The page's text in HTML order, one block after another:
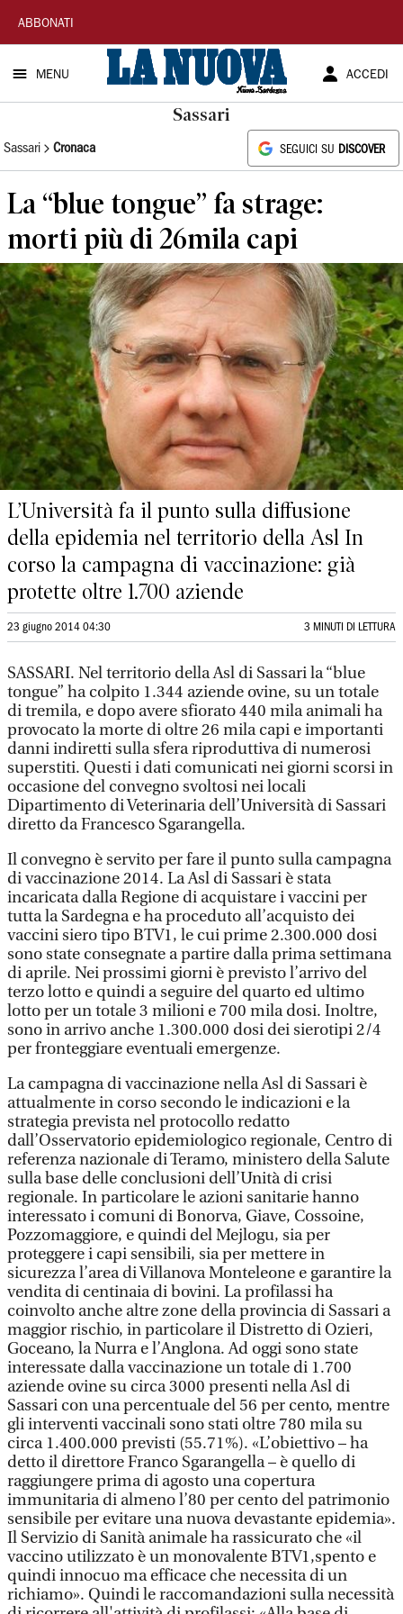
La
Nuova
Sardegna
ABBONATI
MENU ACCEDI
Sassari
Sassari Cronaca SEGUICI SU DISCOVER
La “blue tongue” fa strage:
morti più di 26mila capi
L’Università fa il punto sulla diffusione
della epidemia nel territorio della Asl In
corso la campagna di vaccinazione: già
protette oltre 1.700 aziende
23 giugno 2014 04:30 3 MINUTI DI LETTURA
SASSARI. Nel territorio della Asl di Sassari la “blue
tongue” ha colpito 1.344 aziende ovine, su un totale
di tremila, e dopo avere sfiorato 440 mila animali ha
provocato la morte di oltre 26 mila capi e importanti
danni indiretti sulla sfera riproduttiva di numerosi
superstiti. Questi i dati comunicati nei giorni scorsi in
occasione del convegno svoltosi nei locali
Dipartimento di Veterinaria dell’Università di Sassari
diretto da Francesco Sgarangella.
Il convegno è servito per fare il punto sulla campagna
di vaccinazione 2014. La Asl di Sassari è stata
incaricata dalla Regione di acquistare i vaccini per
tutta la Sardegna e ha proceduto all’acquisto dei
vaccini siero tipo BTV1, le cui prime 2.300.000 dosi
sono state consegnate a partire dalla prima settimana
di aprile. Nei prossimi giorni è previsto l’arrivo del
terzo lotto e quindi a seguire del quarto ed ultimo
lotto per un totale 3 milioni e 700 mila dosi. Inoltre,
sono in arrivo anche 1.300.000 dosi dei sierotipi 2/4
per fronteggiare eventuali emergenze.
La campagna di vaccinazione nella Asl di Sassari è
attualmente in corso secondo le indicazioni e la
strategia prevista nel protocollo redatto
dall’Osservatorio epidemiologico regionale, Centro di
referenza nazionale di Teramo, ministero della Salute
sulla base delle conclusioni dell’Unità di crisi
regionale. In particolare le azioni sanitarie hanno
interessato i comuni di Bonorva, Giave, Cossoine,
Pozzomaggiore, e quindi del Mejlogu, sia per
proteggere i capi sensibili, sia per mettere in
sicurezza l’area di Villanova Monteleone e garantire la
vendita di centinaia di bovini. La profilassi ha
coinvolto anche altre zone della provincia di Sassari a
maggior rischio, in particolare il Distretto di Ozieri,
Goceano, la Nurra e l’Anglona. Ad oggi sono state
interessate dalla vaccinazione un totale di 1.700
aziende ovine su circa 3000 presenti nella Asl di
Sassari con una percentuale del 56 per cento, mentre
gli interventi vaccinali sono stati oltre 780 mila su
circa 1.400.000 previsti (55.71%). «L’obiettivo – ha
detto il direttore Franco Sgarangella – è quello di
raggiungere prima di agosto una copertura
immunitaria di almeno l’80 per cento del patrimonio
sensibile per evitare una nuova devastante epidemia».
Il Servizio di Sanità animale ha rassicurato che «il
vaccino utilizzato è un monovalente BTV1,spento e
quindi innocuo ma efficace che necessita di un
richiamo». Quindi le raccomandazioni sulla necessità